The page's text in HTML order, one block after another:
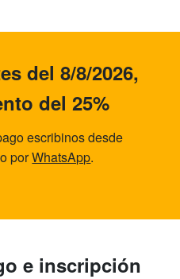
del 8/8/2026,
del 25%
escribinos desde
porWhatsApp.
e inscripción